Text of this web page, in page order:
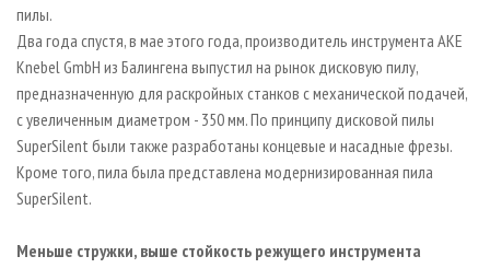
пилы.
Два года спустя, в мае этого года, производитель инструмента AKE
Knebel GmbH из Балингена выпустил на рынок дисковую пилу,
предназначенную для раскройных станков с механической подачей,
с увеличенным диаметром - 350 мм. По принципу дисковой пилы
SuperSilent были также разработаны концевые и насадные фрезы.
Кроме того, пила была представлена модернизированная пила
SuperSilent.
Меньше стружки, выше стойкость режущего инструмента